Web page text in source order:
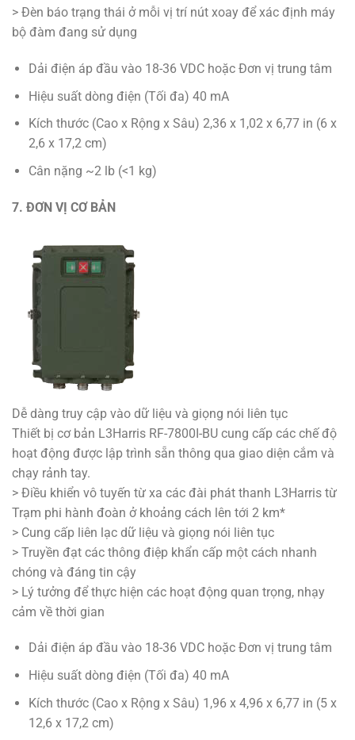
> Đèn báo trạng thái ở mỗi vị trí nút xoay để xác định máy
bộ đàm đang sử dụng
Dải điện áp đầu vào 18-36 VDC hoặc Đơn vị trung tâm
Hiệu suất dòng điện (Tối đa) 40 mA
Kích thước (Cao x Rộng x Sâu) 2,36 x 1,02 x 6,77 in (6 x
2,6 x 17,2 cm)
Cân nặng ~2 lb (<1 kg)
7. ĐƠN VỊ CƠ BẢN
Dễ dàng truy cập vào dữ liệu và giọng nói liên tục
Thiết bị cơ bản L3Harris RF-7800I-BU cung cấp các chế độ
hoạt động được lập trình sẵn thông qua giao diện cắm và
chạy rảnh tay.
> Điều khiển vô tuyến từ xa các đài phát thanh L3Harris từ
Trạm phi hành đoàn ở khoảng cách lên tới 2 km*
> Cung cấp liên lạc dữ liệu và giọng nói liên tục
> Truyền đạt các thông điệp khẩn cấp một cách nhanh
chóng và đáng tin cậy
> Lý tưởng để thực hiện các hoạt động quan trọng, nhạy
cảm về thời gian
Dải điện áp đầu vào 18-36 VDC hoặc Đơn vị trung tâm
Hiệu suất dòng điện (Tối đa) 40 mA
Kích thước (Cao x Rộng x Sâu) 1,96 x 4,96 x 6,77 in (5 x
12,6 x 17,2 cm)